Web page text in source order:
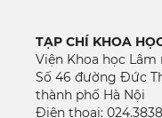
TẠP CHÍ KHOA
Viện Khoa học
Số 46 đường Đức
thành phố Hà Nội
Điện thoại: